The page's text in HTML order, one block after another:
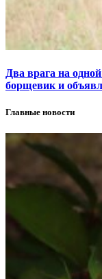
Два врага на
борщевик и
Главные новости